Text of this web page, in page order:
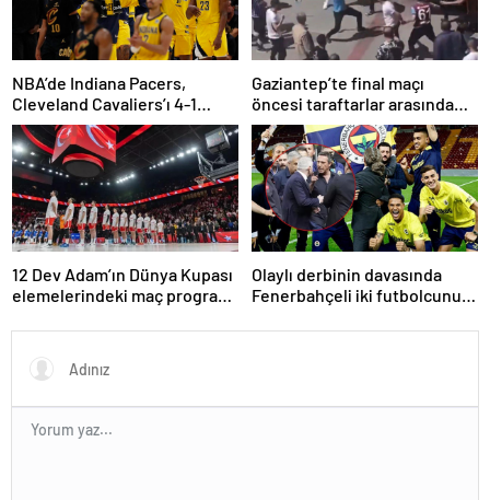
NBA’de Indiana Pacers,
Cleveland Cavaliers’ı 4-1
yenerek konferans finaline
yükseldi
Gaziantep’te final maçı
öncesi taraftarlar arasında
tartışma çıktı
12 Dev Adam’ın Dünya Kupası
elemelerindeki maç programı
Olaylı derbinin davasında
Fenerbahçeli iki futbolcunun